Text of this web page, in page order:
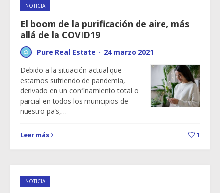
NOTICIA
El boom de la purificación de aire, más
allá de la COVID19
Pure Real Estate · 24 marzo 2021
Debido a la situación actual que
estamos sufriendo de pandemia,
derivado en un confinamiento total o
parcial en todos los municipios de
nuestro país,…
Leer más 1
NOTICIA